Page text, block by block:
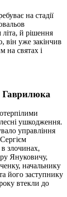
на стадії
й рішення
він уже закінчив
на святах і
Гаврилюка
ушкодження.
управління
злочинах,
Януковичу,
начальнику
його заступнику
втекли до